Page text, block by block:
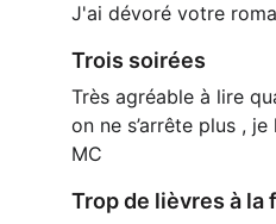
J'ai dévoré votre
Trop de lièvres à la
Trois soirées
Très agréable à lire
on ne s’arrête plus , je
MC